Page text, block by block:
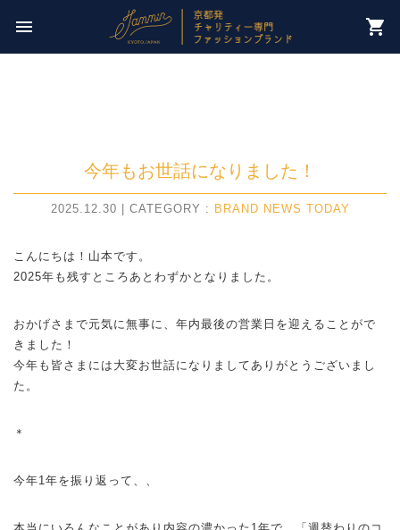
今週のチャリティー先は
【 NPO法人パレスチナ子どものキャンペーン 】
menu shopping_cart
今年もお世話になりました！
2025.12.30 | CATEGORY : BRAND NEWS TODAY
こんにちは！山本です。
2025年も残すところあとわずかとなりました。
おかげさまで元気に無事に、年内最後の営業日を迎えることがで
きました！
今年も皆さまには大変お世話になりましてありがとうございまし
た。
＊
今年1年を振り返って、、